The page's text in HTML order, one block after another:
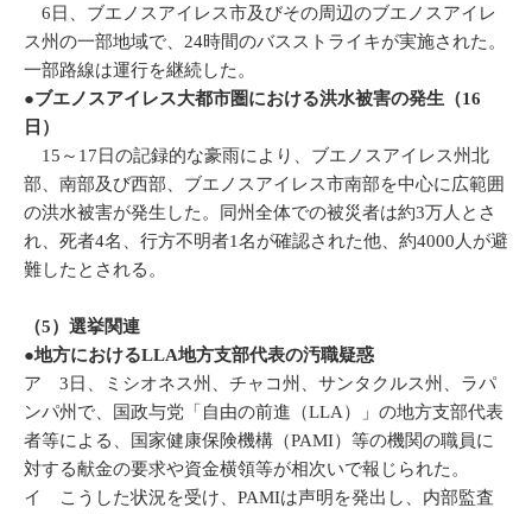
6日、ブエノスアイレス市及びその周辺のブエノスアイレ
ス州の一部地域で、24時間のバスストライキが実施された。
一部路線は運行を継続した。
●ブエノスアイレス大都市圏における洪水被害の発生（16
日）
15～17日の記録的な豪雨により、ブエノスアイレス州北
部、南部及び西部、ブエノスアイレス市南部を中心に広範囲
の洪水被害が発生した。同州全体での被災者は約3万人とさ
れ、死者4名、行方不明者1名が確認された他、約4000人が避
難したとされる。
（5）選挙関連
●地方におけるLLA地方支部代表の汚職疑惑
ア 3日、ミシオネス州、チャコ州、サンタクルス州、ラパ
ンパ州で、国政与党「自由の前進（LLA）」の地方支部代表
者等による、国家健康保険機構（PAMI）等の機関の職員に
対する献金の要求や資金横領等が相次いで報じられた。
イ こうした状況を受け、PAMIは声明を発出し、内部監査